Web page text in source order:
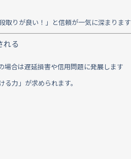
取りが良い！」と信頼が一気に深まります
れる
場合は遅延損害や信用問題に発展します
力」が求められます。